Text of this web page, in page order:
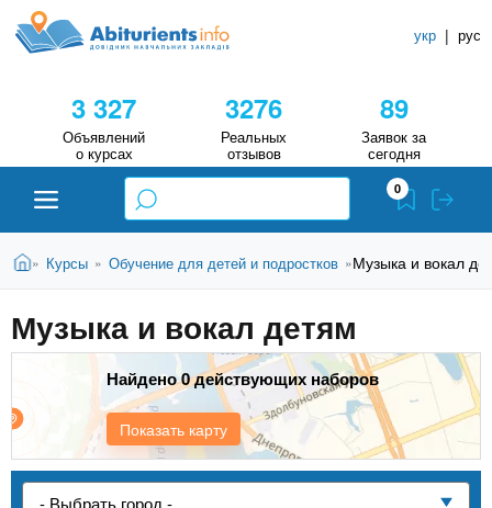
к
A
i
t
u
r
i
e
п
о
н
и
У
ч
б
ы
3 327
Объявлений
о курсах
3276
Реальных
отзывов
89
Заявок за
сегодня
укр | рус
Абитуриенту
Вузы
Колледжи
Курсы
0
В
д
е
Главная
» Курсы » Обучение для детей и подростков »Музыка и вокал
Музыка и вокал детям
Показать карту
Найдено 0 действующих наборов